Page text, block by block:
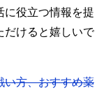
に役立つ情報を提
だけると嬉しいで
い方、おすすめ薬